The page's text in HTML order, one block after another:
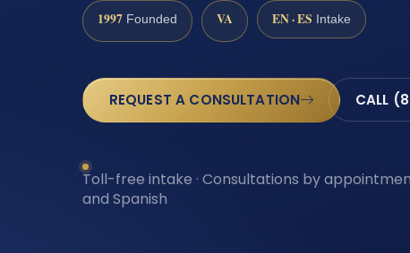
1997 Founded VA EN · ES Intake
REQUEST A CONSULTATION CALL
Toll-free intake · Consultations by
and Spanish